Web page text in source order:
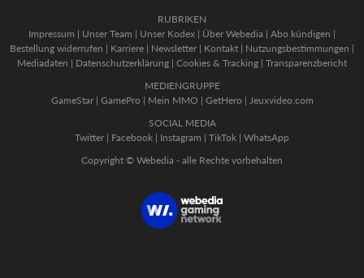
RUBRIKEN
Impressum | Unser Team | Unser Kodex | Über Webedia | Abo kündigen |
Bestellung widerrufen | Karriere | Newsletter | Kontakt | Nutzungsbestimmungen |
Mediadaten | Datenschutzerklärung | Cookies & Tracking | Transparenzbericht
MEDIENGRUPPE
GameStar| GamePro | Mein MMO | GetHero | Jeuxvideo.com
SOCIAL MEDIA
Twitter | Facebook | Instagram | TikTok | WhatsApp
Copyright © Webedia - alle Rechte vorbehalten